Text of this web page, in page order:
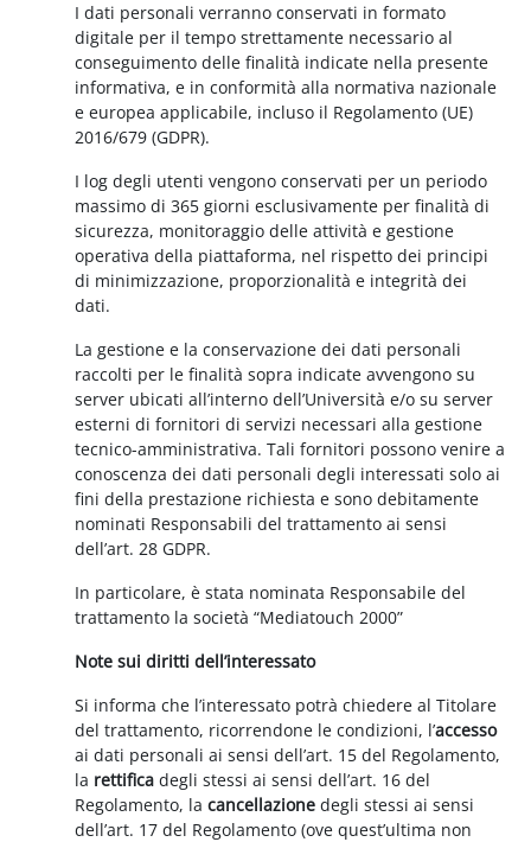
I dati personali verranno conservati in formato
digitale per il tempo strettamente necessario al
conseguimento delle finalità indicate nella presente
informativa, e in conformità alla normativa nazionale
e europea applicabile, incluso il Regolamento (UE)
2016/679 (GDPR).
I log degli utenti vengono conservati per un periodo
massimo di 365 giorni esclusivamente per finalità di
sicurezza, monitoraggio delle attività e gestione
operativa della piattaforma, nel rispetto dei principi
di minimizzazione, proporzionalità e integrità dei
dati.
La gestione e la conservazione dei dati personali
raccolti per le finalità sopra indicate avvengono su
server ubicati all’interno dell’Università e/o su server
esterni di fornitori di servizi necessari alla gestione
tecnico-amministrativa. Tali fornitori possono venire a
conoscenza dei dati personali degli interessati solo ai
fini della prestazione richiesta e sono debitamente
nominati Responsabili del trattamento ai sensi
dell’art. 28 GDPR.
In particolare, è stata nominata Responsabile del
trattamento la società “Mediatouch 2000”
Note sui diritti dell’interessato
Si informa che l’interessato potrà chiedere al Titolare
del trattamento, ricorrendone le condizioni, l’accesso
ai dati personali ai sensi dell’art. 15 del Regolamento,
la rettificadegli stessi ai sensi dell’art. 16 del
Regolamento, lacancellazione degli stessi ai sensi
dell’art. 17 del Regolamento (ove quest’ultima non